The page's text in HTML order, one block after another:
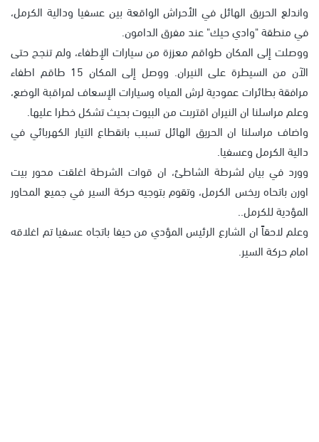
واندلع الحريق الهائل في الأحراش الواقعة بين عسفيا ودالية الكرمل،
في منطقة "وادي حيك" عند مفرق الدامون.
ووصلت إلى المكان طواقم معززة من سيارات الإطفاء، ولم تنجح حتى
الآن من السيطرة على النيران. ووصل إلى المكان 15 طاقم اطفاء
مرافقة بطائرات عمودية لرش المياه وسيارات الإسعاف لمراقبة الوضع،
وعلم مراسلنا ان النيران اقتربت من البيوت بحيث تشكل خطرا عليها.
واضاف مراسلنا ان الحريق الهائل تسبب بانقطاع التيار الكهربائي في
دالية الكرمل وعسفيا.
وورد في بيان لشرطة الشاطئ، ان قوات الشرطة اغلقت محور بيت
اورن باتحاه ريخس الكرمل، وتقوم بتوجيه حركة السير في جميع المحاور
المؤدية للكرمل..
وعلم لاحقاً ان الشارع الرئيس المؤدي من حيفا باتجاه عسفيا تم اغلاقه
امام حركة السير.